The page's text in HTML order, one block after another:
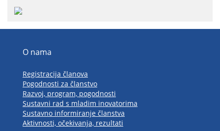
O nama
Registracija članova
Pogodnosti za članstvo
Razvoj, program, pogodnosti
Sustavni rad s mladim inovatorima
Sustavno informiranje članstva
Aktivnosti, očekivanja, rezultati